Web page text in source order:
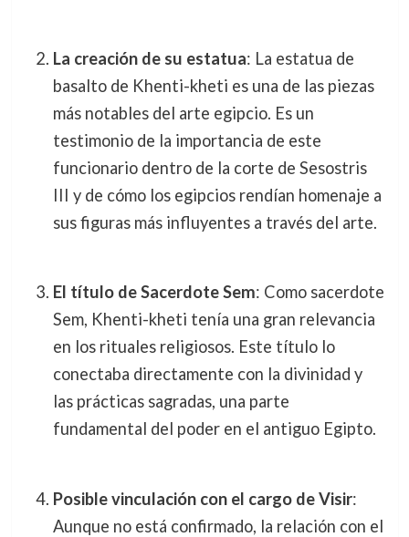
La creación de su estatua: La estatua de
basalto de Khenti-kheti es una de las piezas
más notables del arte egipcio. Es un
testimonio de la importancia de este
funcionario dentro de la corte de Sesostris
III y de cómo los egipcios rendían homenaje a
sus figuras más influyentes a través del arte.
El título de Sacerdote Sem: Como sacerdote
Sem, Khenti-kheti tenía una gran relevancia
en los rituales religiosos. Este título lo
conectaba directamente con la divinidad y
las prácticas sagradas, una parte
fundamental del poder en el antiguo Egipto.
Posible vinculación con el cargo de Visir:
Aunque no está confirmado, la relación con el